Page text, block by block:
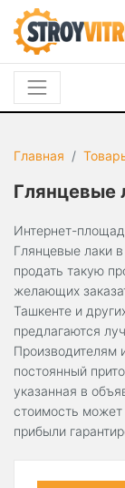
Главная
Глянцевые
Интернет-
Глянцевые лаки
продать такую
желающих
Ташкенте и
предлагаются
Производителям
постоянный
указанная в
стоимость может
прибыли